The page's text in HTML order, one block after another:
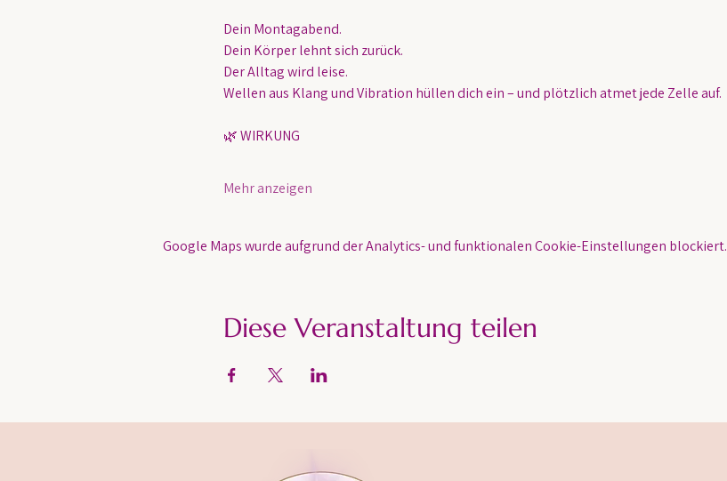
Dein Montagabend.
Dein Körper lehnt sich zurück.
Der Alltag wird leise.
Wellen aus Klang und Vibration hüllen dich ein – und plötzlich atmet jede Zelle auf.
🌿 WIRKUNG
Mehr anzeigen
Google Maps wurde aufgrund der Analytics- und funktionalen Cookie-Einstellungen blockiert.
Diese Veranstaltung teilen